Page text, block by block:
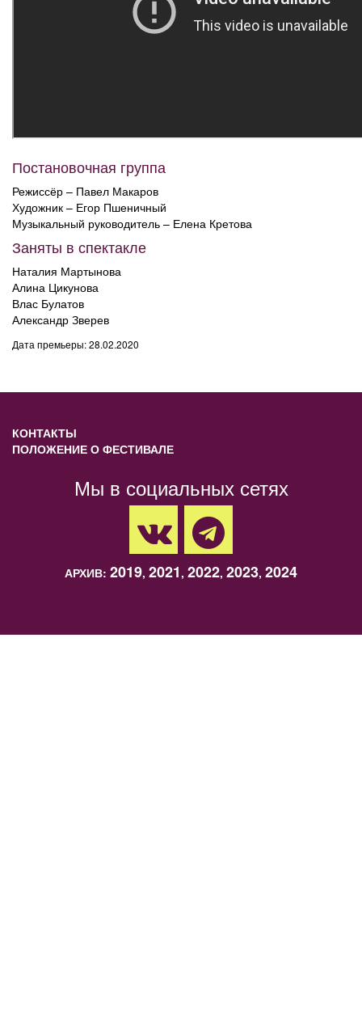
Постановочная группа
Режиссёр – Павел Макаров
Художник – Егор Пшеничный
Музыкальный руководитель – Елена Кретова
Заняты в спектакле
Наталия Мартынова
Алина Цикунова
Влас Булатов
Александр Зверев
Дата премьеры: 28.02.2020
КОНТАКТЫ
ПОЛОЖЕНИЕ О ФЕСТИВАЛЕ
Мы в социальных сетях
АРХИВ: 2019, 2021, 2022, 2023, 2024